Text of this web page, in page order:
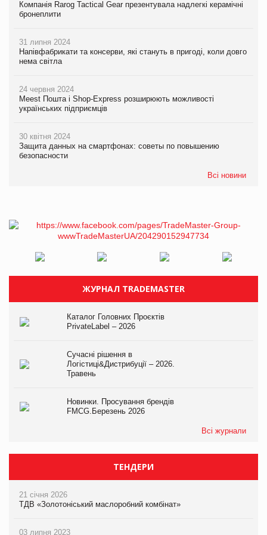
Компанія Rarog Tactical Gear презентувала надлегкі керамічні
бронеплити
31 липня 2024
Напівфабрикати та консерви, які стануть в пригоді, коли довго
нема світла
24 червня 2024
Meest Пошта і Shop-Express розширюють можливості
українських підприємців
30 квітня 2024
Защита данных на смартфонах: советы по повышению
безопасности
Всі новини
ЖУРНАЛ TRADEMASTER
Каталог Головних Проєктів
PrivateLabel – 2026
Сучасні рішення в
Логістиці&Дистрибуції – 2026.
Травень
Новинки. Просування брендів
FMCG.Березень 2026
Всі журнали
ТЕНДЕРИ
21 січня 2026
ТДВ «Золотоніський маслоробний комбінат»
03 липня 2023